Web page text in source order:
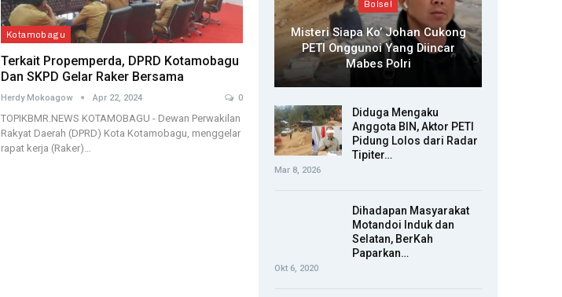
Kotamobagu
Terkait Propemperda, DPRD Kotamobagu
Dan SKPD Gelar Raker Bersama
Herdy Mokoagow Apr 22, 2024 0
TOPIKBMR.NEWS KOTAMOBAGU - Dewan Perwakilan
Rakyat Daerah (DPRD) Kota Kotamobagu, menggelar
rapat kerja (Raker)…
Bolsel
Misteri Siapa Ko’ Johan Cukong
PETI Onggunoi Yang Diincar
Mabes Polri
Diduga Mengaku
Anggota BIN, Aktor PETI
Pidung Lolos dari Radar
Tipiter…
Mar 8, 2026
Dihadapan Masyarakat
Motandoi Induk dan
Selatan, BerKah
Paparkan…
Okt 6, 2020